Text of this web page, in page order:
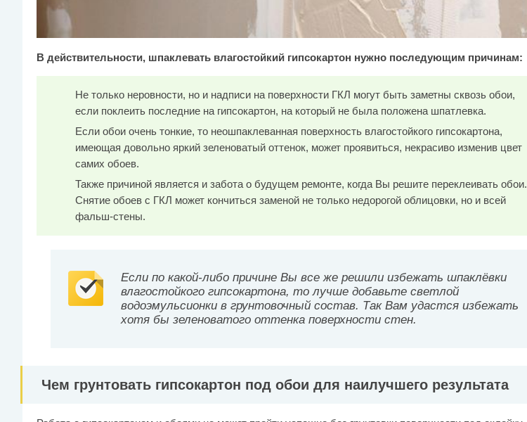
В действительности, шпаклевать влагостойкий гипсокартон нужно последующим причинам:
Не только неровности, но и надписи на поверхности ГКЛ могут быть заметны сквозь обои,
если поклеить последние на гипсокартон, на который не была положена шпатлевка.
Если обои очень тонкие, то неошпаклеванная поверхность влагостойкого гипсокартона,
имеющая довольно яркий зеленоватый оттенок, может проявиться, некрасиво изменив цвет
самих обоев.
Также причиной является и забота о будущем ремонте, когда Вы решите переклеивать обои.
Снятие обоев с ГКЛ может кончиться заменой не только недорогой облицовки, но и всей
фальш-стены.
Если по какой-либо причине Вы все же решили избежать шпаклёвки
влагостойкого гипсокартона, то лучше добавьте светлой
водоэмульсионки в грунтовочный состав. Так Вам удастся избежать
хотя бы зеленоватого оттенка поверхности стен.
Чем грунтовать гипсокартон под обои для наилучшего результата